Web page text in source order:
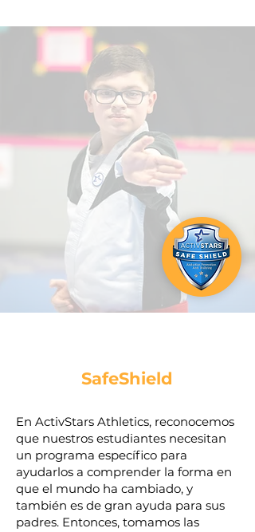
SafeShield
En ActivStars Athletics, reconocemos
que nuestros estudiantes necesitan
un programa específico para
ayudarlos a comprender la forma en
que el mundo ha cambiado, y
también es de gran ayuda para sus
padres. Entonces, tomamos las